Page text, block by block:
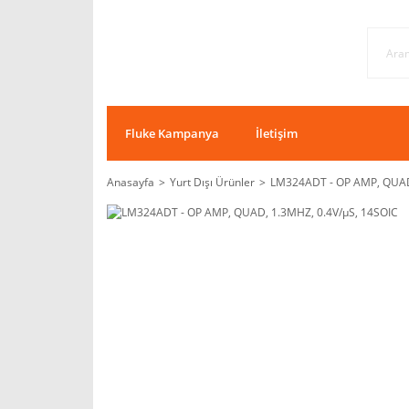
Fluke Kampanya İletişim
Anasayfa Yurt Dışı Ürünler
LM324ADT - OP AMP,